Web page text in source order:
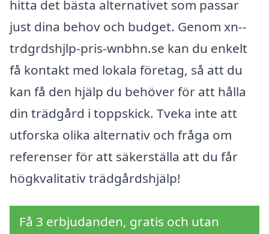
hitta det bästa alternativet som passar
just dina behov och budget. Genom xn--
trdgrdshjlp-pris-wnbhn.se kan du enkelt
få kontakt med lokala företag, så att du
kan få den hjälp du behöver för att hålla
din trädgård i toppskick. Tveka inte att
utforska olika alternativ och fråga om
referenser för att säkerställa att du får
högkvalitativ trädgårdshjälp!
Få 3 erbjudanden, gratis och utan